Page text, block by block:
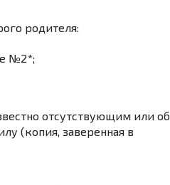
родителя:
№2*;
отсутствующим или об
(копия, заверенная в